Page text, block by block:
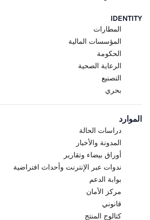
IDENTITY
المطارات
المؤسسات المالية
الحكومة
الرعاية الصحية
التصنيع
بحري
الموارد
دراسات الحالة
المدونة والأخبار
أوراق بيضاء وتقارير
ندوات عبر الإنترنت وأحداث افتراضية
بوابة الدعم
مركز الأمان
قانوني
كتالوج المنتج